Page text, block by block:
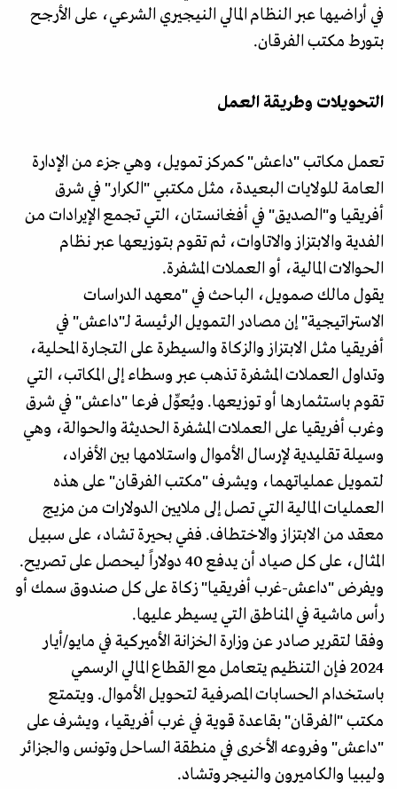
في أراضيها عبر النظام المالي النيجيري الشرعي، على الأرجح
بتورط مكتب الفرقان.
التحويلات وطريقة العمل
تعمل مكاتب "داعش" كمركز تمويل، وهي جزء من الإدارة
العامة للولايات البعيدة، مثل مكتبي "الكرار" في شرق
أفريقيا و"الصديق" في أفغانستان، التي تجمع الإيرادات من
الفدية والابتزاز والاتاوات، ثم تقوم بتوزيعها عبر نظام
الحوالات المالية، أو العملات المشفرة.
يقول مالك صمويل، الباحث في "معهد الدراسات
الاستراتيجية" إن مصادر التمويل الرئيسة لـ"داعش" في
أفريقيا مثل الابتزاز والزكاة والسيطرة على التجارة المحلية،
وتداول العملات المشفرة تذهب عبر وسطاء إلى المكاتب، التي
تقوم باستثمارها أو توزيعها. ويُعوِّل فرعا "داعش" في شرق
وغرب أفريقيا على العملات المشفرة الحديثة والحوالة، وهي
وسيلة تقليدية لإرسال الأموال واستلامها بين الأفراد،
لتمويل عملياتهما، ويشرف "مكتب الفرقان" على هذه
العمليات المالية التي تصل إلى ملايين الدولارات من مزيج
معقد من الابتزاز والاختطاف. ففي بحيرة تشاد، على سبيل
المثال، على كل صياد أن يدفع 40 دولاراً ليحصل على تصريح.
ويفرض "داعش-غرب أفريقيا" زكاة على كل صندوق سمك أو
رأس ماشية في المناطق التي يسيطر عليها.
وفقا لتقرير صادر عن وزارة الخزانة الأميركية في مايو/أيار
2024 فإن التنظيم يتعامل مع القطاع المالي الرسمي
باستخدام الحسابات المصرفية لتحويل الأموال. ويتمتع
مكتب "الفرقان" بقاعدة قوية في غرب أفريقيا، ويشرف على
"داعش" وفروعه الأخرى في منطقة الساحل وتونس والجزائر
وليبيا والكاميرون والنيجر وتشاد.